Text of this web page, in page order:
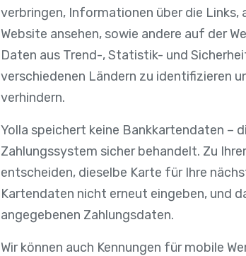
verbringen, Informationen über die Links,
Website ansehen, sowie andere auf der
Daten aus Trend-, Statistik- und
verschiedenen Ländern zu identifizieren
verhindern.
Yolla speichert keine Bankkartendaten –
Zahlungssystem sicher behandelt. Zu
entscheiden, dieselbe Karte für Ihre
Kartendaten nicht erneut eingeben, und
angegebenen Zahlungsdaten.
Wir können auch Kennungen für mobile